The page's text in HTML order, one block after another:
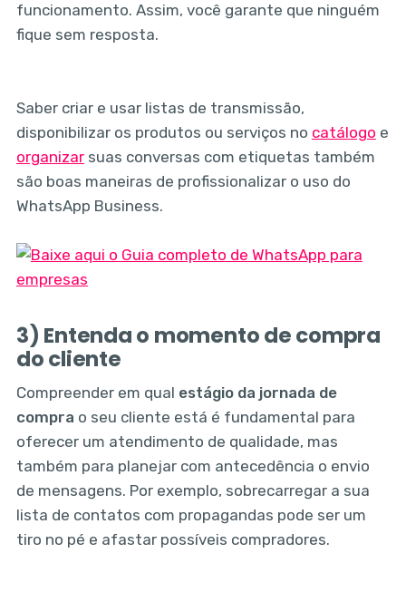
funcionamento. Assim, você garante que ninguém
fique sem resposta.
Saber criar e usar listas de transmissão,
disponibilizar os produtos ou serviços no catálogo e
organizarsuas conversas com etiquetas também
são boas maneiras de profissionalizar o uso do
WhatsApp Business.
3) Entenda o momento de compra
do cliente
Compreender em qual estágio da jornada de
compra o seu cliente está é fundamental para
oferecer um atendimento de qualidade, mas
também para planejar com antecedência o envio
de mensagens. Por exemplo, sobrecarregar a sua
lista de contatos com propagandas pode ser um
tiro no pé e afastar possíveis compradores.